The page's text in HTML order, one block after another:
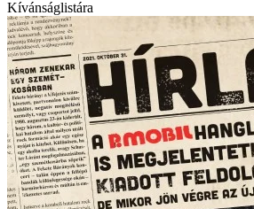
Kívánságlistára